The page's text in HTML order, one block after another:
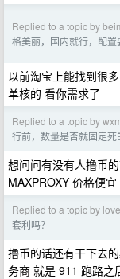
Replied to a topic by
格美丽，国内就行，配
以前淘宝上能找到很
单核的 看你需求了
Replied to a topic by
行前，数量是否就固定死
想问问有没有人撸币
MAXPROXY 价格便
Replied to a topic by
套利吗？
撸币的话还有干下去
务商 就是 911 跑路之